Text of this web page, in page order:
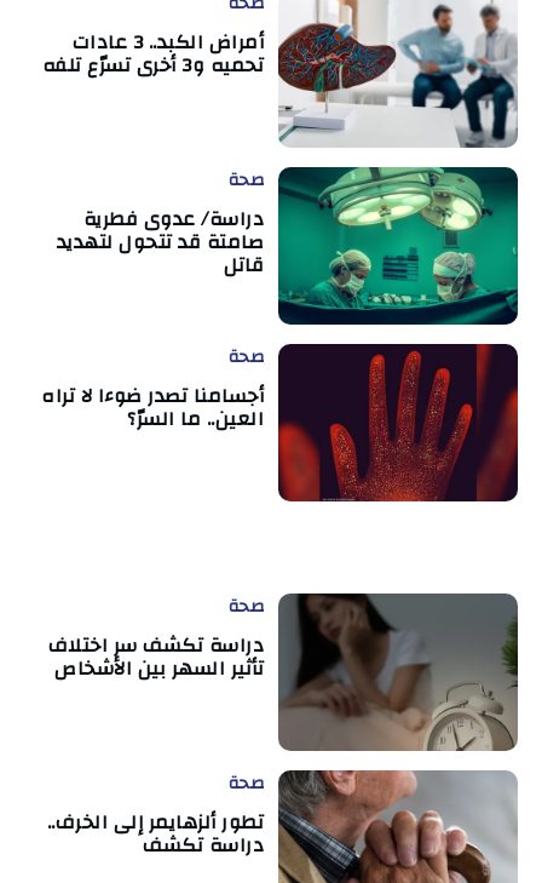
أمراض الكبد.. 3 عادات
تحميه و3 أخرى تسرّع تلفه
صحة
دراسة/ عدوى فطرية
صامتة قد تتحول لتهديد
قاتل
صحة
أجسامنا تصدر ضوءا لا تراه
العين.. ما السرّ؟
صحة
دراسة تكشف سر اختلاف
تأثير السهر بين الأشخاص
صحة
تطور ألزهايمر إلى الخرف..
دراسة تكشف